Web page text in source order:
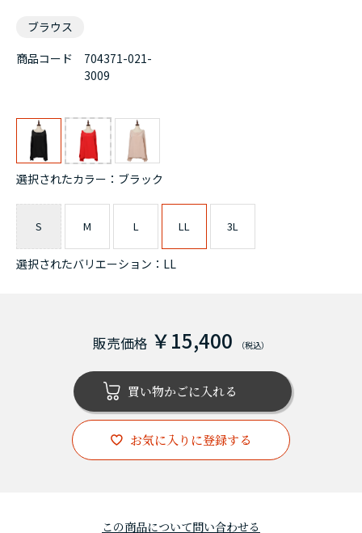
￥15,400
商品コード
704371-021-
3009
選択されたカラー：ブラック
S M L LL 3L
選択されたバリエーション：LL
お気に入りに登録する
この商品について問い合わせる
ブラウス